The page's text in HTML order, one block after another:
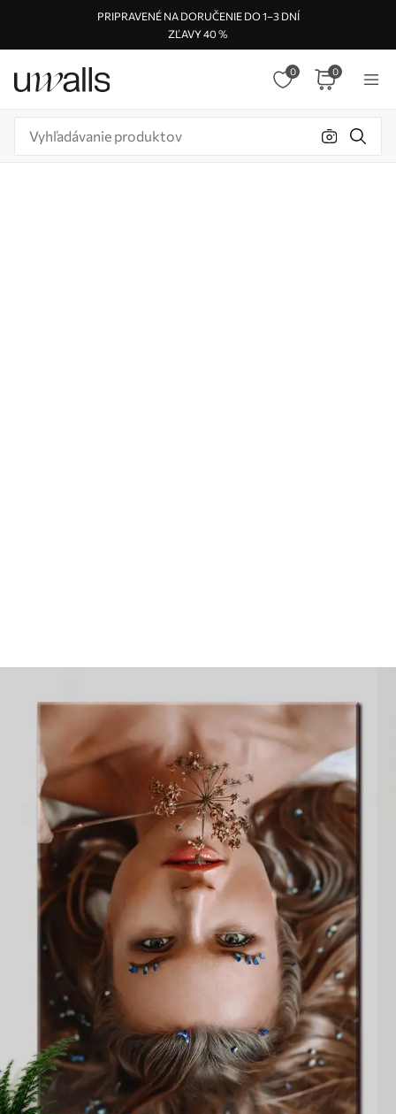
PRIPRAVENÉ NA DORUČENIE DO 1–3 DNÍ
ZĽAVY 40 %
0 0